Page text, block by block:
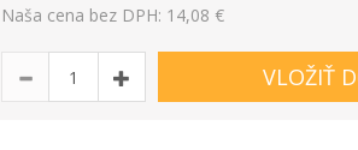
Naša cena bez DPH: 14,08 €
VLOŽIŤ